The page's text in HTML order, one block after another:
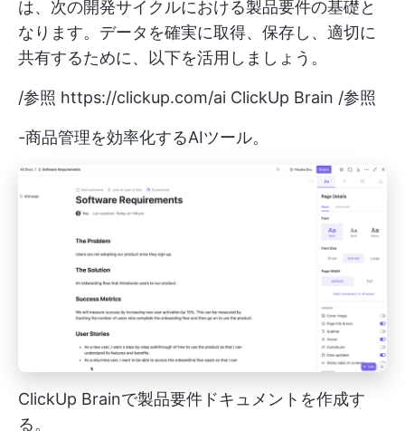
は、次の開発サイクルにおける製品要件の基礎と
なります。データを確実に取得、保存し、適切に
共有するために、以下を活用しましょう。
/参照 https://clickup.com/ai ClickUp Brain /参照
-商品管理を効率化するAIツール。
ClickUp Brainで製品要件ドキュメントを作成す
る。